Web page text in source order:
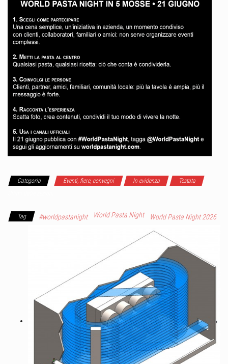
Categoria Eventi, fiere, convegni In evidenza
Testata
Tag #worldpastanight World Pasta Night World Pasta Night 2026